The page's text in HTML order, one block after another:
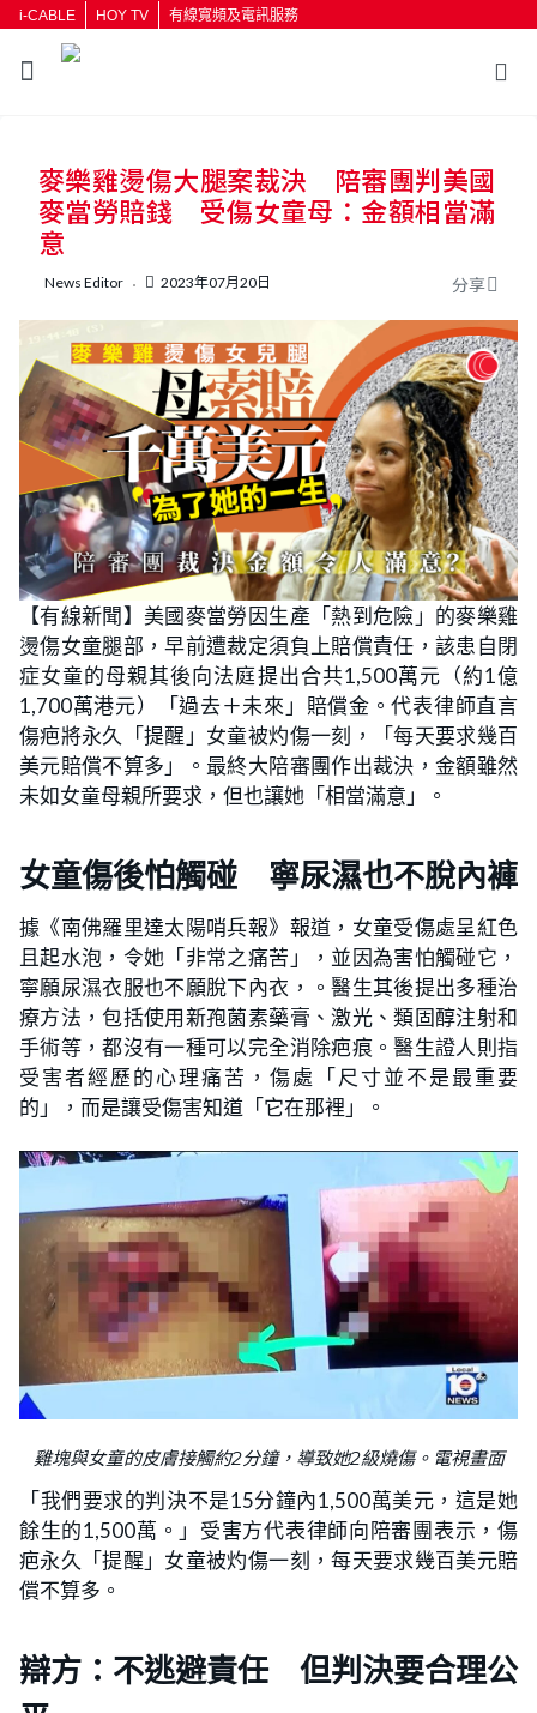
i-CABLE HOY TV 有線寬頻及電訊服務
按輸入鍵開始搜尋
麥樂雞燙傷大腿案裁決 陪審團判美國
麥當勞賠錢 受傷女童母：金額相當滿
意
News Editor 2023年07月20日 分享
【有線新聞】美國麥當勞因生產「熱到危險」的麥樂雞
燙傷女童腿部，早前遭裁定須負上賠償責任，該患自閉
症女童的母親其後向法庭提出合共1,500萬元（約1億
1,700萬港元）「過去＋未來」賠償金。代表律師直言
傷疤將永久「提醒」女童被灼傷一刻，「每天要求幾百
美元賠償不算多」。最終大陪審團作出裁決，金額雖然
未如女童母親所要求，但也讓她「相當滿意」。
女童傷後怕觸碰 寧尿濕也不脫內褲
據《南佛羅里達太陽哨兵報》報道，女童受傷處呈紅色
且起水泡，令她「非常之痛苦」，並因為害怕觸碰它，
寧願尿濕衣服也不願脫下內衣，。醫生其後提出多種治
療方法，包括使用新孢菌素藥膏、激光、類固醇注射和
手術等，都沒有一種可以完全消除疤痕。醫生證人則指
受害者經歷的心理痛苦，傷處「尺寸並不是最重要
的」，而是讓受傷害知道「它在那裡」。
雞塊與女童的皮膚接觸約2分鐘，導致她2級燒傷。電視畫面
「我們要求的判決不是15分鐘內1,500萬美元，這是她
餘生的1,500萬。」受害方代表律師向陪審團表示，傷
疤永久「提醒」女童被灼傷一刻，每天要求幾百美元賠
償不算多。
辯方：不逃避責任 但判決要合理公